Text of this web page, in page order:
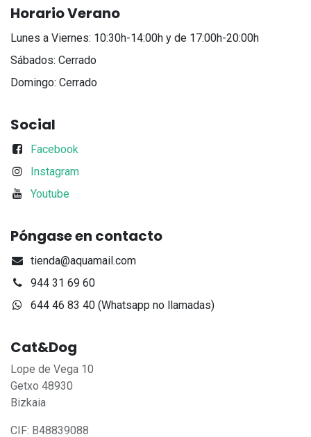
Horario Verano
Lunes a Viernes: 10:30h-14:00h y de 17:00h-20:00h
Sábados: Cerrado
Domingo: Cerrado
Social
Facebook
Instagram
Youtube
Póngase en contacto
tienda@aquamail.com
944 31 69 60
644 46 83 40 (Whatsapp no llamadas)
Cat&Dog
Lope de Vega 10
Getxo 48930
Bizkaia
CIF: B48839088